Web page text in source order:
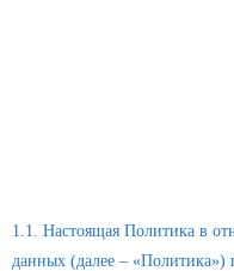
1.1. Настоящая Политика в
данных (далее – «Политика»)